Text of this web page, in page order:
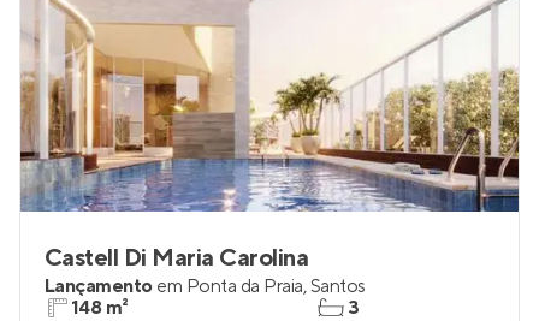
Castell Di Maria Carolina
Lançamento em Ponta da Praia,Santos
148 m²
3